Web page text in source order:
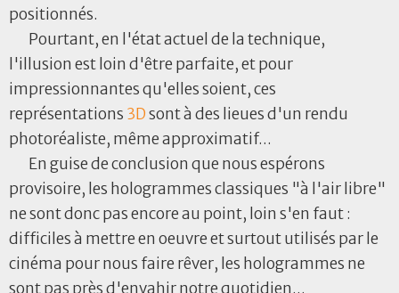
positionnés.
Pourtant, en l'état actuel de la technique,
l'illusion est loin d'être parfaite, et pour
impressionnantes qu'elles soient, ces
représentations 3Dsont à des lieues d'un rendu
photoréaliste, même approximatif...
En guise de conclusion que nous espérons
provisoire, les hologrammes classiques "à l'air libre"
ne sont donc pas encore au point, loin s'en faut :
difficiles à mettre en oeuvre et surtout utilisés par le
cinéma pour nous faire rêver, les hologrammes ne
sont pas près d'envahir notre quotidien...